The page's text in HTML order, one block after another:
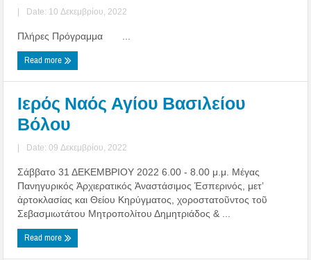
| Date: 10 Δεκεμβρίου, 2022
Πλήρες Πρόγραμμα ...
Read more
Ιερός Ναός Αγίου Βασιλείου
Βόλου
| Date: 09 Δεκεμβρίου, 2022
Σάββατο 31 ΔΕΚΕΜΒΡΙΟΥ 2022 6.00 - 8.00 μ.μ. Μέγας
Πανηγυρικός Ἀρχιερατικός Ἀναστάσιμος Ἑσπερινός, μετ’
ἀρτοκλασίας και Θείου Κηρύγματος, χοροστατοῦντος τοῦ
Σεβασμιωτάτου Μητροπολίτου Δημητριάδος & ...
Read more